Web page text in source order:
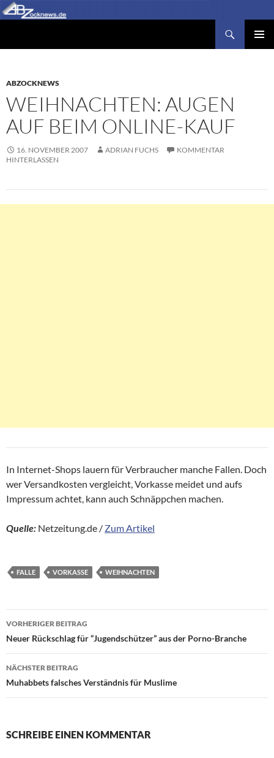
Zum
Inhalt
ABZOCKNEWS
WEIHNACHTEN: AUGEN
AUF BEIM ONLINE-KAUF
16. NOVEMBER 2007 ADRIAN FUCHS
KOMMENTAR
HINTERLASSEN
In Internet-Shops lauern für Verbraucher manche Fallen. Doch
wer Versandkosten vergleicht, Vorkasse meidet und aufs
Impressum achtet, kann auch Schnäppchen machen.
Quelle: Netzeitung.de / Zum Artikel
FALLE VORKASSE WEIHNACHTEN
Beitragsnavigation
VORHERIGER BEITRAG
Neuer Rückschlag für “Jugendschützer” aus der Porno-Branche
NÄCHSTER BEITRAG
Muhabbets falsches Verständnis für Muslime
SCHREIBE EINEN KOMMENTAR